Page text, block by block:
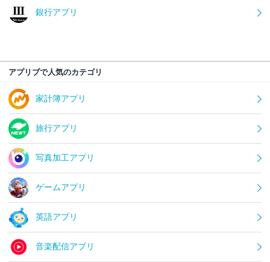
銀行アプリ
アプリブで人気のカテゴリ
家計簿アプリ
旅行アプリ
写真加工アプリ
ゲームアプリ
英語アプリ
音楽配信アプリ